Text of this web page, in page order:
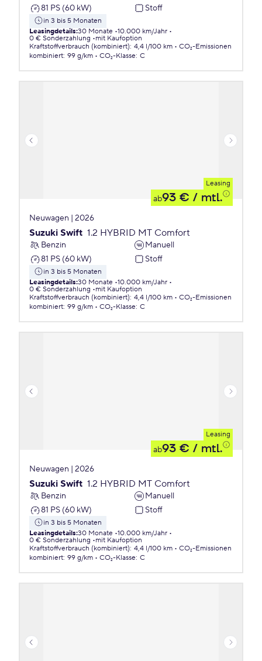
81 PS (60 kW)
Stoff
in 3 bis 5 Monaten
Leasingdetails:30 Monate 10.000 km/Jahr
0 € Sonderzahlung
mit Kaufoption
Kraftstoffverbrauch (kombiniert): 4,4 l/100 km
CO₂-Emissionen
kombiniert: 99 g/km CO₂-Klasse: C
Leasing
ab93 € / mtl.
Neuwagen | 2026
Suzuki Swift 1.2 HYBRID MT Comfort
Benzin
Manuell
81 PS (60 kW)
Stoff
in 3 bis 5 Monaten
Leasingdetails:30 Monate 10.000 km/Jahr
0 € Sonderzahlung
mit Kaufoption
Kraftstoffverbrauch (kombiniert): 4,4 l/100 km
CO₂-Emissionen
kombiniert: 99 g/km CO₂-Klasse: C
Leasing
ab93 € / mtl.
Neuwagen | 2026
Suzuki Swift 1.2 HYBRID MT Comfort
Benzin
Manuell
81 PS (60 kW)
Stoff
in 3 bis 5 Monaten
Leasingdetails:30 Monate 10.000 km/Jahr
0 € Sonderzahlung
mit Kaufoption
Kraftstoffverbrauch (kombiniert): 4,4 l/100 km
CO₂-Emissionen
kombiniert: 99 g/km CO₂-Klasse: C